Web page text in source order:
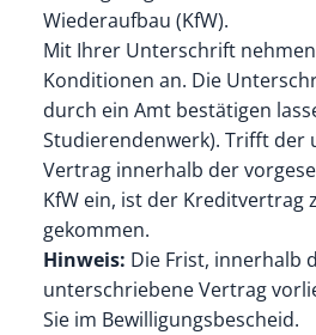
Wiederaufbau (KfW).
Mit Ihrer Unterschrift
Konditionen an. Die
durch ein Amt bestätigen
Studierendenwerk). Trifft der
Vertrag innerhalb der
KfW ein, ist der Kreditvertrag
gekommen.
Hinweis: Die Frist, innerhalb
unterschriebene Vertrag
Sie im Bewilligungsbescheid.